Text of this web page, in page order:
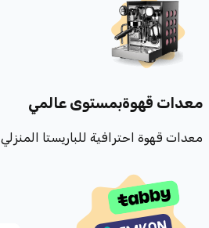
معدات قهوةبمستوى عالمي
معدات قهوة احترافية للباريستا المنزلي